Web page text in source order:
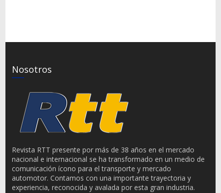
Nosotros
Revista RTT presente por más de 38 años en el mercado
nacional e internacional se ha transformado en un medio de
comunicación ícono para el transporte y mercado
automotor. Contamos con una importante trayectoria y
experiencia, reconocida y avalada por esta gran industria.